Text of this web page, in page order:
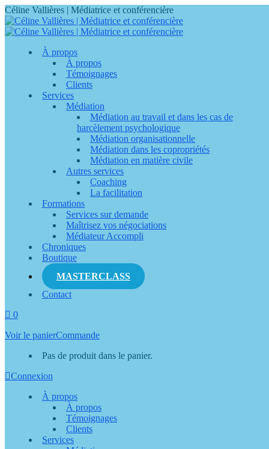
Contenu
en
pleine
Céline Vallières | Médiatrice et conférencière
À propos
À propos
Témoignages
Clients
Services
Médiation
Médiation au travail et dans les cas de
harcèlement psychologique
Médiation organisationnelle
Médiation dans les copropriétés
Médiation en matière civile
Autres services
Coaching
La facilitation
Formations
Services sur demande
Maîtrisez vos négociations
Médiateur Accompli
Chroniques
Boutique
MASTERCLASS
Contact
0
Voir le panierCommande
Pas de produit dans le panier.
Connexion
À propos
À propos
Témoignages
Clients
Services